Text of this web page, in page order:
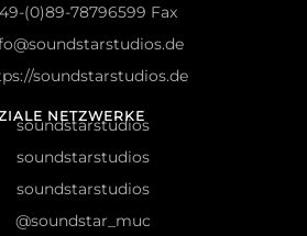
NETZWERKE
soundstarstudios
soundstarstudios
soundstarstudios
@soundstar_muc
(0)89-78796599 Fax
soundstarstudios.de